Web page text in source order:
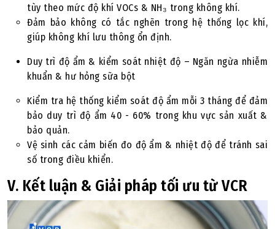
tùy theo mức độ khí VOCs & NH₃ trong không khí.
Đảm bảo không có tắc nghẽn trong hệ thống lọc khí,
giúp không khí lưu thông ổn định.
Duy trì độ ẩm & kiểm soát nhiệt độ – Ngăn ngừa nhiễm
khuẩn & hư hỏng sữa bột
Kiểm tra hệ thống kiểm soát độ ẩm mỗi 3 tháng để đảm
bảo duy trì độ ẩm 40 - 60% trong khu vực sản xuất &
bảo quản.
Vệ sinh các cảm biến đo độ ẩm & nhiệt độ để tránh sai
số trong điều khiển.
V. Kết luận & Giải pháp tối ưu từ VCR